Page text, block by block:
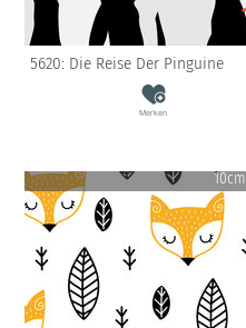
5620: Die Reise Der Pinguine
Merken
10cm